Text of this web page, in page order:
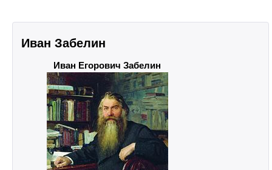
Иван Забелин
Иван Егорович Забелин